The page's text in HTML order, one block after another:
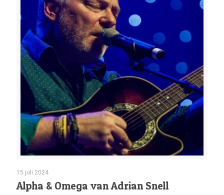
15 juli 2024
Alpha & Omega van Adrian Snell